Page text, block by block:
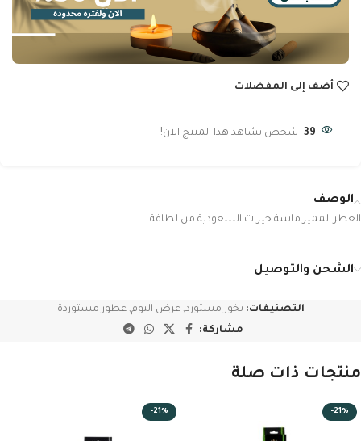
أضف إلى المفضلات
39 شخص يشاهد هذا المنتج الآن!
الوصف
العطر المميز ماسة خيرات السعودية من لطافة
الشحن والتوصيل
التصنيفات: بخور مستورد, عرض اليوم, عطور مستوردة
مشاركة:
منتجات ذات صلة
-21%
-21%